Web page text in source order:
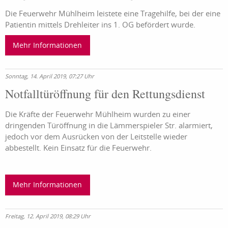
Die Feuerwehr Mühlheim leistete eine Tragehilfe, bei der eine
Patientin mittels Drehleiter ins 1. OG befördert wurde.
Mehr Informationen
Sonntag, 14. April 2019, 07:27 Uhr
Notfalltüröffnung für den Rettungsdienst
Die Kräfte der Feuerwehr Mühlheim wurden zu einer
dringenden Türöffnung in die Lämmerspieler Str. alarmiert,
jedoch vor dem Ausrücken von der Leitstelle wieder
abbestellt. Kein Einsatz für die Feuerwehr.
Mehr Informationen
Freitag, 12. April 2019, 08:29 Uhr